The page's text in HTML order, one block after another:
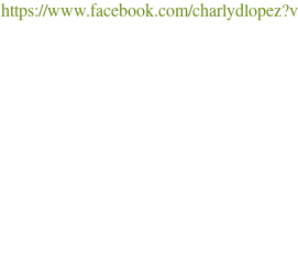
https://www.facebook.com/